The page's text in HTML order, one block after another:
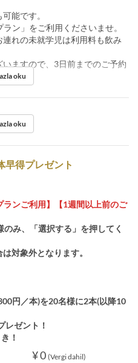
能です。
ン」をご利用くださいませ。
れの未就学児は利用料も飲み
ますので、3日前までのご予約
oku
oku
早得プレゼント
ンご利用】【1週間以上前のご
み、「選択する」を押してく
対象外となります。
円／本)を20名様に2本(以降10
レゼント！
！
¥ 0 (Vergi dahil)